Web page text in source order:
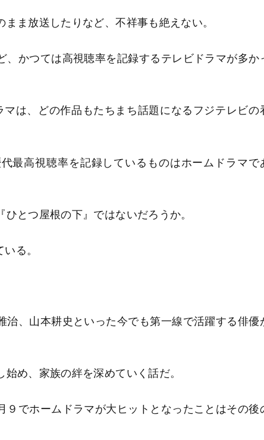
ま放送したりなど、不祥事も絶えない。
、かつては高視聴率を記録するテレビドラマが多か
は、どの作品もたちまち話題になるフジテレビの
最高視聴率を記録しているものはホームドラマで
とつ屋根の下』ではないだろうか。
る。
治、山本耕史といった今でも第一線で活躍する俳優
め、家族の絆を深めていく話だ。
９でホームドラマが大ヒットとなったことはその後